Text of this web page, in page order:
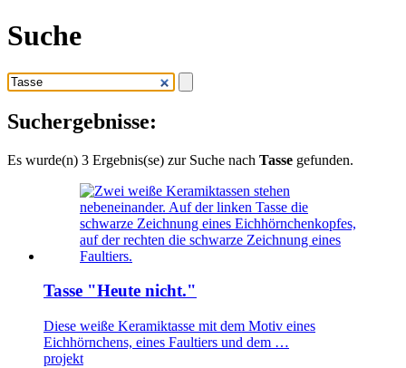
Suche
Suchergebnisse:
Es wurde(n) 3 Ergebnis(se) zur Suche nach Tasse gefunden.
Tasse "Heute nicht."
Diese weiße Keramiktasse mit dem Motiv eines
Eichhörnchens, eines Faultiers und dem …
projekt